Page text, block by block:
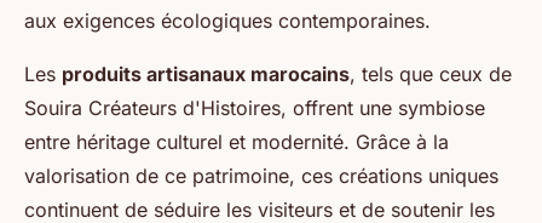
aux exigences écologiques contemporaines.
Les produits artisanaux marocains, tels que ceux de
Souira Créateurs d'Histoires, offrent une symbiose
entre héritage culturel et modernité. Grâce à la
valorisation de ce patrimoine, ces créations uniques
continuent de séduire les visiteurs et de soutenir les